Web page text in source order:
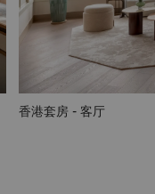
香港套房 - 客厅